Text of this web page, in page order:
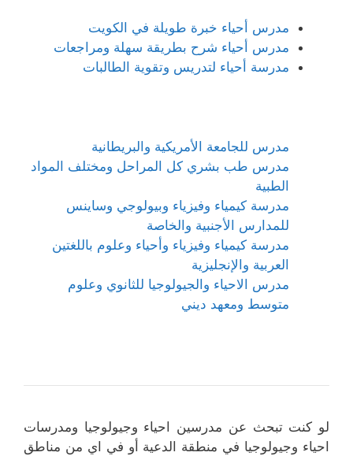
مدرس أحياء خبرة طويلة في الكويت
مدرس أحياء شرح بطريقة سهلة ومراجعات
مدرسة أحياء لتدريس وتقوية الطالبات
مدرس للجامعة الأمريكية والبريطانية
مدرس طب بشري كل المراحل ومختلف المواد
الطبية
مدرسة كيمياء وفيزياء وبيولوجي وساينس
للمدارس الأجنبية والخاصة
مدرسة كيمياء وفيزياء وأحياء وعلوم باللغتين
العربية والإنجليزية
مدرس الاحياء والجيولوجيا للثانوي وعلوم
متوسط ومعهد ديني
لو كنت تبحث عن مدرسين احياء وجيولوجيا ومدرسات
احياء وجيولوجيا في منطقة الدعية أو في اي من مناطق